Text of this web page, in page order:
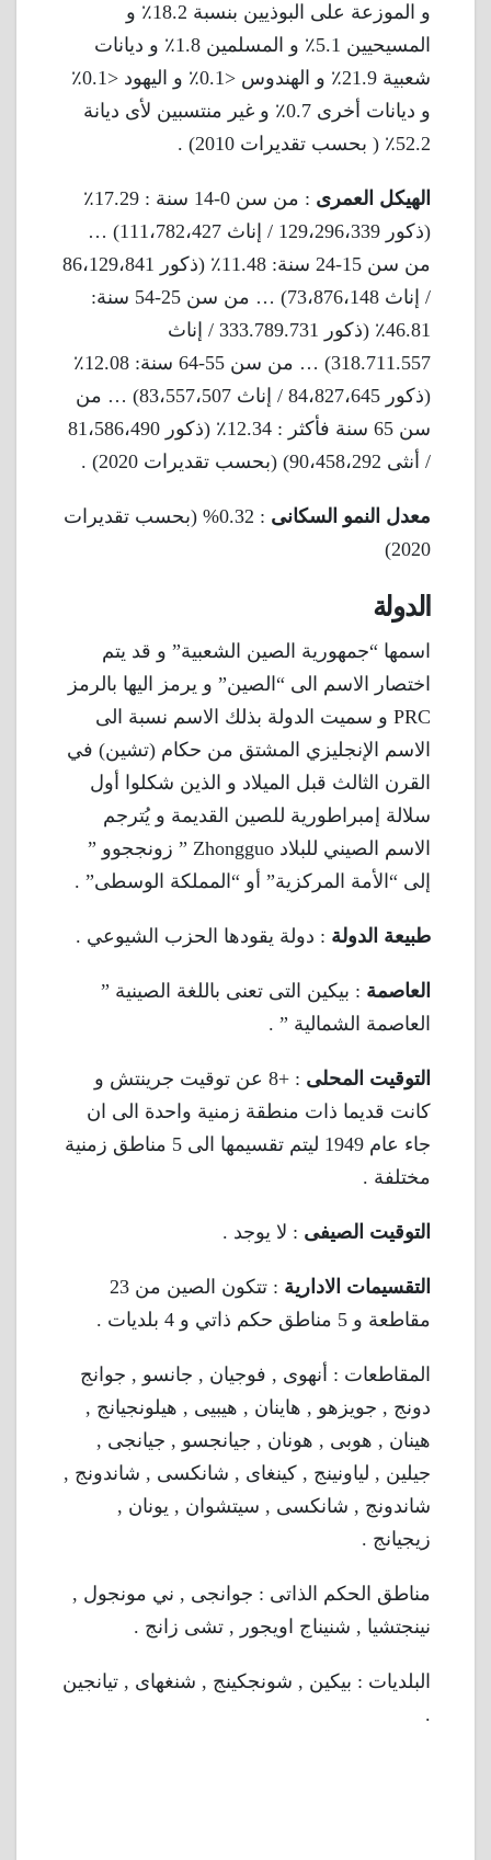
و الموزعة على البوذيين بنسبة 18.2٪ و
المسيحيين 5.1٪ و المسلمين 1.8٪ و ديانات
شعبية 21.9٪ و الهندوس <0.1٪ و اليهود <0.1٪
و ديانات أخرى 0.7٪ و غير منتسبين لأى ديانة
52.2٪ ( بحسب تقديرات 2010) .
الهيكل العمرى
: من سن 0-14 سنة : 17.29٪
(ذكور 129،296،339 / إناث 111،782،427) …
من سن 15-24 سنة: 11.48٪ (ذكور 86،129،841
/ إناث 73،876،148) … من سن 25-54 سنة:
46.81٪ (ذكور 333.789.731 / إناث
318.711.557) … من سن 55-64 سنة: 12.08٪
(ذكور 84،827،645 / إناث 83،557،507) … من
سن 65 سنة فأكثر : 12.34٪ (ذكور 81،586،490
/ أنثى 90،458،292) (بحسب تقديرات 2020) .
معدل النمو السكانى
: 0.32% (بحسب تقديرات
2020)
الدولة
اسمها “جمهورية الصين الشعبية” و قد يتم
اختصار الاسم الى “الصين” و يرمز اليها بالرمز
PRC و سميت الدولة بذلك الاسم نسبة الى
الاسم الإنجليزي المشتق من حكام (تشين) في
القرن الثالث قبل الميلاد و الذين شكلوا أول
سلالة إمبراطورية للصين القديمة و يُترجم
الاسم الصيني للبلاد Zhongguo ” زونججوو ”
إلى “الأمة المركزية” أو “المملكة الوسطى” .
طبيعة الدولة : دولة يقودها الحزب الشيوعي .
العاصمة : بيكين التى تعنى باللغة الصينية ”
العاصمة الشمالية ” .
التوقيت المحلى
: +8 عن توقيت جرينتش و
كانت قديما ذات منطقة زمنية واحدة الى ان
جاء عام 1949 ليتم تقسيمها الى 5 مناطق زمنية
مختلفة .
التوقيت الصيفى : لا يوجد .
التقسيمات الادارية
: تتكون الصين من 23
مقاطعة و 5 مناطق حكم ذاتي و 4 بلديات .
المقاطعات : أنهوى , فوجيان , جانسو , جوانج
دونج , جويزهو , هاينان , هيبيى , هيلونجيانج ,
هينان , هوبى , هونان , جيانجسو , جيانجى ,
جيلين , لياونينج , كينغاى , شانكسى , شاندونج ,
شاندونج , شانكسى , سيتشوان , يونان ,
زيجيانج .
مناطق الحكم الذاتى : جوانجى , ني مونجول ,
نينجتشيا , شنيناج اويجور , تشى زانج .
البلديات : بيكين , شونجكينج , شنغهاى , تيانجين
.